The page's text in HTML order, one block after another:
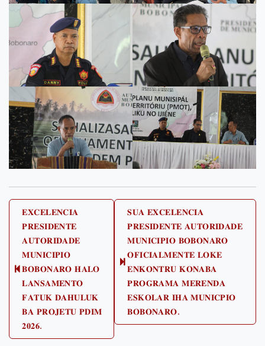
Post
navigation
Previous
post:
𝐄𝐗𝐂𝐄𝐋𝐄𝐍𝐂𝐈𝐀
𝐏𝐑𝐄𝐒𝐈𝐃𝐄𝐍𝐓𝐄
𝐀𝐔𝐓𝐎𝐑𝐈𝐃𝐀𝐃𝐄
𝐌𝐔𝐍𝐈𝐂𝐈𝐏𝐈𝐎
𝐁𝐎𝐁𝐎𝐍𝐀𝐑𝐎 𝐇𝐀𝐋𝐎
𝐋𝐀𝐍𝐒𝐀𝐌𝐄𝐍𝐓𝐎
𝐅𝐀𝐓𝐔𝐊 𝐃𝐀𝐇𝐔𝐋𝐔𝐊
𝐁𝐀 𝐏𝐑𝐎𝐉𝐄𝐓𝐔 𝐏𝐃𝐈𝐌
𝟐𝟎𝟐𝟔.
Next
post:
𝐒𝐔𝐀 𝐄𝐗𝐂𝐄𝐋𝐄𝐍𝐂𝐈𝐀
𝐏𝐑𝐄𝐒𝐈𝐃𝐄𝐍𝐓𝐄 𝐀𝐔𝐓𝐎𝐑𝐈𝐃𝐀𝐃𝐄
𝐌𝐔𝐍𝐈𝐂𝐈𝐏𝐈𝐎 𝐁𝐎𝐁𝐎𝐍𝐀𝐑𝐎
𝐎𝐅𝐈𝐂𝐈𝐀𝐋𝐌𝐄𝐍𝐓𝐄 𝐋𝐎𝐊𝐄
𝐄𝐍𝐊𝐎𝐍𝐓𝐑𝐔 𝐊𝐎𝐍𝐀𝐁𝐀
𝐏𝐑𝐎𝐆𝐑𝐀𝐌𝐀 𝐌𝐄𝐑𝐄𝐍𝐃𝐀
𝐄𝐒𝐊𝐎𝐋𝐀𝐑 𝐈𝐇𝐀 𝐌𝐔𝐍𝐈𝐂𝐏𝐈𝐎
𝐁𝐎𝐁𝐎𝐍𝐀𝐑𝐎.